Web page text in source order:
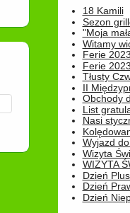
18 Kamili
Sezon
"Moja
Witamy
Ferie
Ferie
Tłusty
II
Obchody
List
Nasi
Wyjazd
Wizyta
WIZYTA
Dzień
Dzień
Dzień